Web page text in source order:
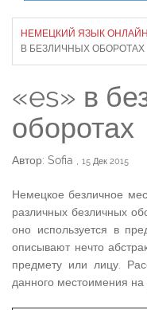
НЕМЕЦКИЙ ЯЗЫК ОНЛАЙН
В БЕЗЛИЧНЫХ ОБОРОТАХ
«es» в
оборотах
Автор: Sofia , 15 Дек 2015
Немецкое безличное
различных безличных
оно используется в
описывают нечто
предмету или лицу.
данного местоимения